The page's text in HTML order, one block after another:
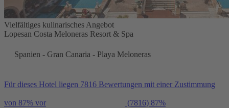
Vielfältiges kulinarisches Angebot
Lopesan Costa Meloneras Resort & Spa
Spanien - Gran Canaria - Playa Meloneras
Für dieses Hotel liegen 7816 Bewertungen mit einer Zustimmung
von 87% vor (7816) 87%